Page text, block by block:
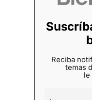
Reciba
temas
le